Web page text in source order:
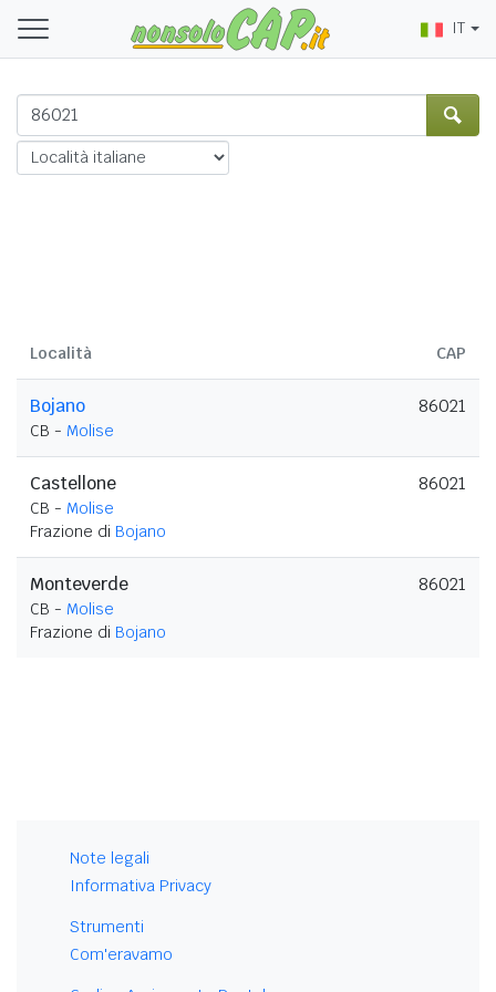
IT
Località CAP
Bojano
CB - Molise
86021
Castellone
CB - Molise
Frazione di Bojano
86021
Monteverde
CB - Molise
Frazione di Bojano
86021
Note legali
Informativa Privacy
Strumenti
Com'eravamo